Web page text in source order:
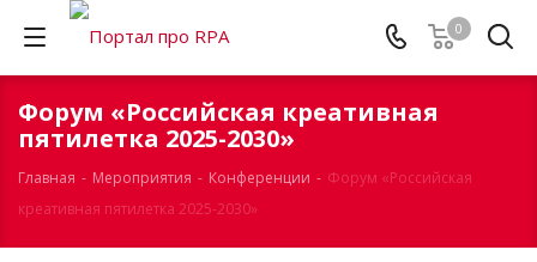
0
Форум «Российская креативная
пятилетка 2025-2030»
Главная - Mероприятия - Конференции - Форум «Российская
креативная пятилетка 2025-2030»